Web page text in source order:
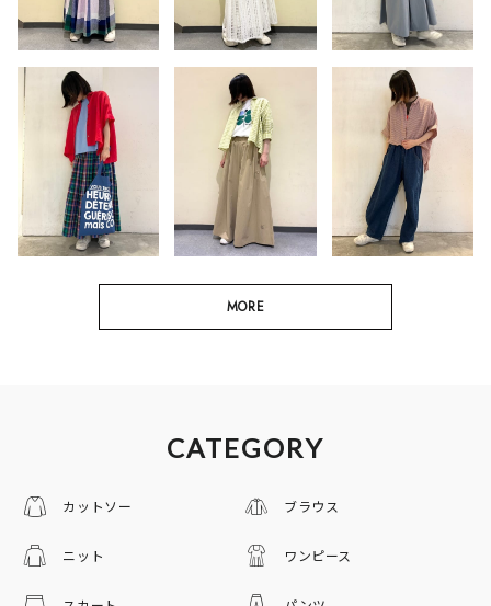
MORE
CATEGORY
カットソー ブラウス
ニット ワンピース